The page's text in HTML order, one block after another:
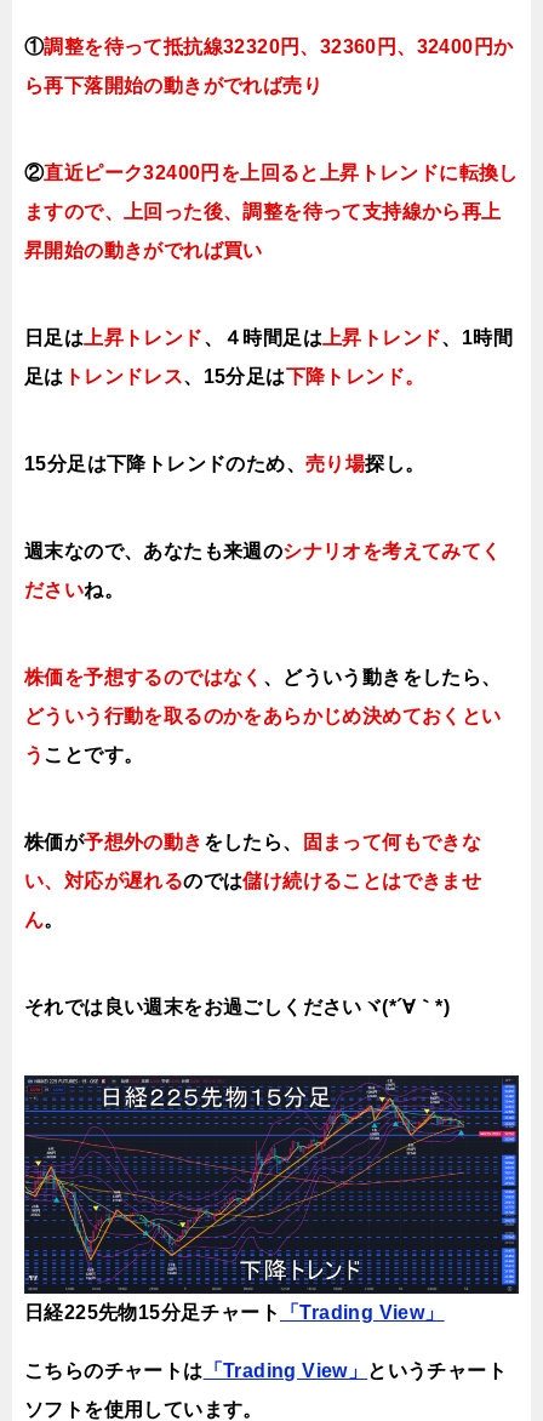
①調整を待って抵抗線32320円、32360円、32400円か
ら再下落開始の動きがでれば売り
②直近ピーク32400円を上回ると上昇トレンドに転換し
ますので、上回った後、調整を待って支持線から再上
昇開始の動きがでれば買い
日足は 上昇トレンド、４時間足は 上昇トレンド、1時間
足は トレンドレス、 15分足は下降トレンド。
15分足は下降トレンドのため、 売り場探し。
週末なので、あなたも来週のシナリオを考えてみてく
ださいね。
株価を予想するのではなく 、どういう動きをしたら、
どういう行動を取るのかをあらかじめ決めておくとい
う ことです。
株価が予想外の動き をしたら、
固まって何もできな
い、対応が遅れるのでは儲け続けることはできませ
ん。
それでは良い週末をお過ごしくださいヾ(*´∀｀*)
日経225先物15分足チャート 「Trading View」
こちらのチャートは 「Trading View」 というチャート
ソフトを使用しています。